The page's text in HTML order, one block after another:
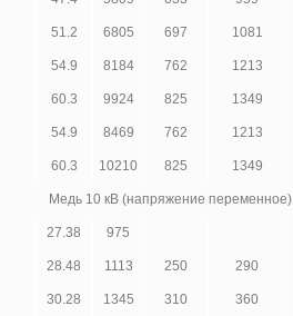
51.2 6805 697 1081
54.9 8184 762 1213
60.3 9924 825 1349
54.9 8469 762 1213
60.3 10210 825 1349
Медь 10 кВ (напряжение переменное)
27.38 975
28.48 1113 250 290
30.28 1345 310 360